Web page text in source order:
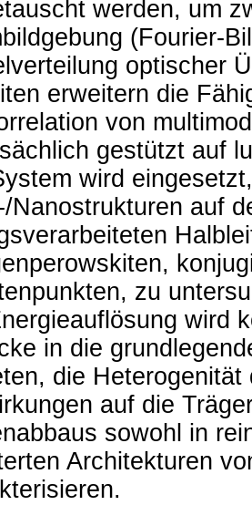
werden, um
(Fourier-
optischer
erweitern die
von
gestützt auf
wird
Nanostrukturen auf
zu
wird
in die
die Heterogenität
auf die
sowohl in
Architekturen